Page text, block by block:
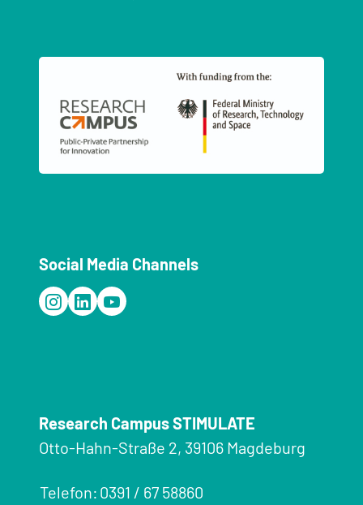
Social Media Channels
Research Campus STIMULATE
Otto-Hahn-Straße 2, 39106 Magdeburg
Telefon: 0391 / 67 58860